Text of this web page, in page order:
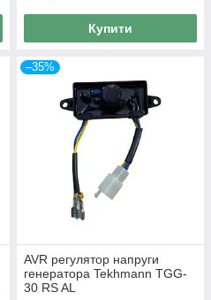
Купити
–35%
AVR регулятор напруги
генератора Tekhmann TGG-
30 RS AL